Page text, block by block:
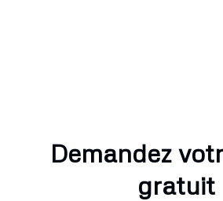
Demandez
gratuit